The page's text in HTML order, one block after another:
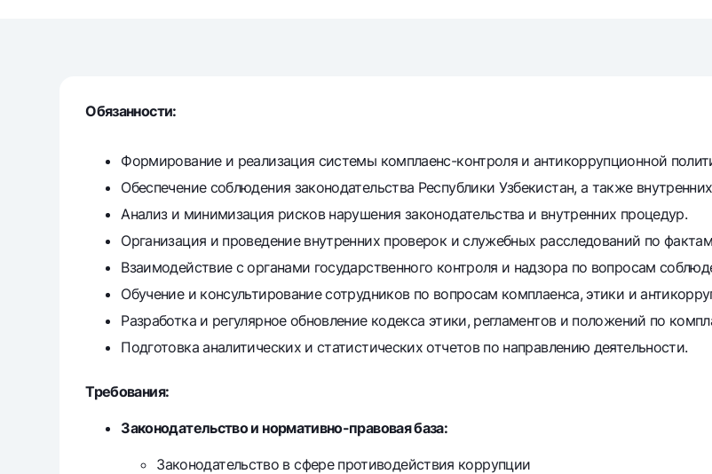
Tariflar
Ko'p beriladigan savollar
Sayt bo‘yicha qidiring
Qidirish
Foydali havolalar
Ko'p beriladigan savollar Matbuot markazi Shaxsiy ma'lumotlarni qayta ishlashga
Обязанности:
Формирование и реализация системы комплаенс-контроля и антикоррупционной
Обеспечение соблюдения законодательства Республики Узбекистан, а также
Анализ и минимизация рисков нарушения законодательства и внутренних процедур.
Организация и проведение внутренних проверок и служебных расследований по
Взаимодействие с органами государственного контроля и надзора по вопросам
Обучение и консультирование сотрудников по вопросам комплаенса, этики и
Разработка и регулярное обновление кодекса этики, регламентов и положений по
Подготовка аналитических и статистических отчетов по направлению деятельности.
Требования:
Законодательство и нормативно-правовая база:
Законодательство в сфере противодействия коррупции